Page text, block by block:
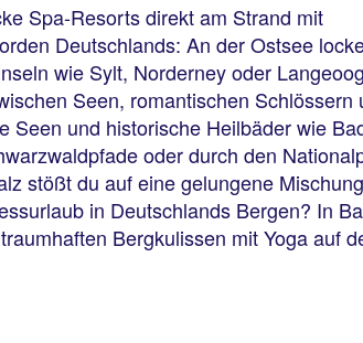
Spa-Resorts direkt am Strand mit
Deutschlands: An der Ostsee
wie Sylt, Norderney oder
Seen, romantischen Schlössern
Seen und historische Heilbäder wie
oder durch den
stößt du auf eine gelungene
in Deutschlands Bergen? In
Bergkulissen mit Yoga auf